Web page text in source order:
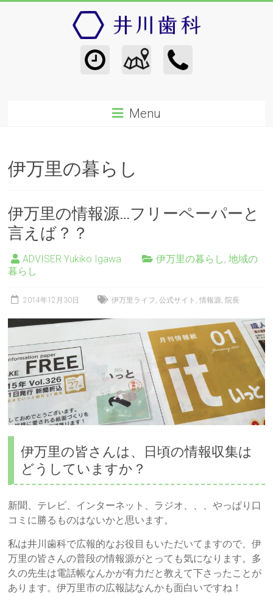
Menu
伊万里の暮らし
伊万里の情報源…フリーペーパーと
言えば？？
ADVISER Yukiko Igawa 伊万里の暮らし,地域の
暮らし
2014年12月30日 伊万里ライフ ,公式サイト ,情報源 院長
伊万里の皆さんは、日頃の情報収集は
どうしていますか？
新聞、テレビ、インターネット、ラジオ、、、やっぱり口
コミに勝るものはないかと思います。
私は井川歯科で広報的なお役目もいただいてますので、伊
万里の皆さんの普段の情報源がとっても気になります。多
久の先生は電話帳なんかが有力だと教えて下さったことが
あります。伊万里市の広報誌なんかも面白いですね！